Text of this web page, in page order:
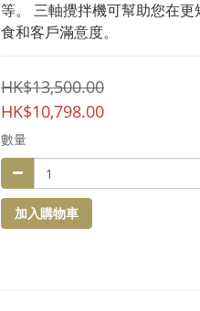
等。 三軸攪拌機可幫助您在
食和客戶滿意度。
HK$13,500.00
HK$10,798.00
數量
加入購物車